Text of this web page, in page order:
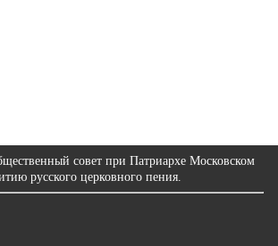
совет при Патриархе Московском
русского церковного пения.